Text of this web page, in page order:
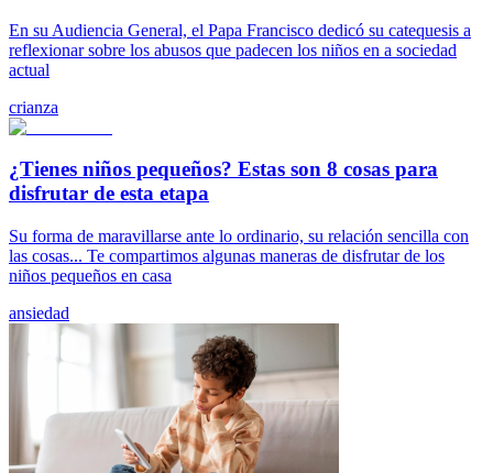
En su Audiencia General, el Papa Francisco dedicó su catequesis a
reflexionar sobre los abusos que padecen los niños en a sociedad
actual
crianza
¿Tienes niños pequeños? Estas son 8 cosas para
disfrutar de esta etapa
Su forma de maravillarse ante lo ordinario, su relación sencilla con
las cosas... Te compartimos algunas maneras de disfrutar de los
niños pequeños en casa
ansiedad